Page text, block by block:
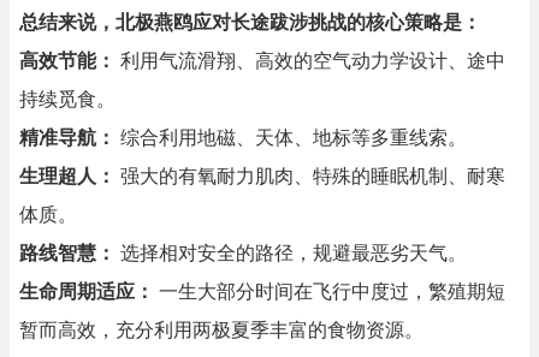
总结来说，北极燕鸥应对长途跋涉挑战的核心策略是：
高效节能： 利用气流滑翔、高效的空气动力学设计、途中
持续觅食。
精准导航： 综合利用地磁、天体、地标等多重线索。
生理超人： 强大的有氧耐力肌肉、特殊的睡眠机制、耐寒
体质。
路线智慧： 选择相对安全的路径，规避最恶劣天气。
生命周期适应： 一生大部分时间在飞行中度过，繁殖期短
暂而高效，充分利用两极夏季丰富的食物资源。